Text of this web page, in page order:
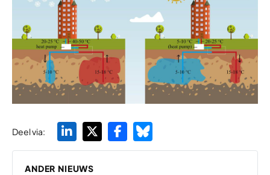
Deel via:
ANDER NIEUWS